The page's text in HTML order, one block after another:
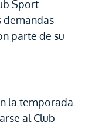
Sport
demandas
parte de su
la temporada
al Club